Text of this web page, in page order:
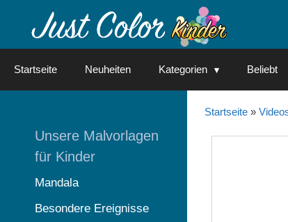
Startseite Neuheiten Kategorien Beliebt
Startseite»
Unsere Malvorlagen
für Kinder
Mandala
Besondere Ereignisse